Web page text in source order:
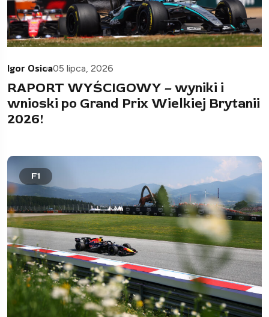
Igor Osica05 lipca, 2026
RAPORT WYŚCIGOWY – wyniki i
wnioski po Grand Prix Wielkiej Brytanii
2026!
F1